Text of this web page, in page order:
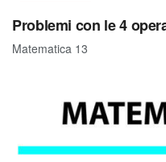
Problemi con le 4
Matematica 13